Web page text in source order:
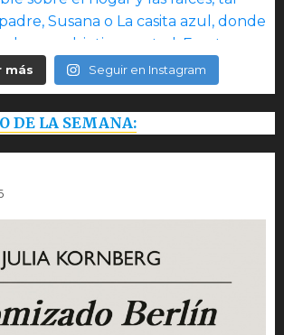
más Seguir en Instagram
DE LA SEMANA: